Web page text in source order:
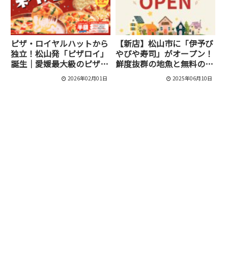
ピザ・ロイヤルハットから
独立！松山発「ピザロイ」
誕生｜愛媛最大級のピザチ
2026年02月01日
【新店】松山市に「伊予び
やびや寿司」がオープン！
鮮度抜群の地魚と無料の味
2025年06月10日